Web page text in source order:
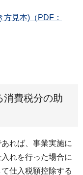
見本)（PDF：
消費税分の助
れば、事業実施に
れを行った場合に
仕入税額控除する